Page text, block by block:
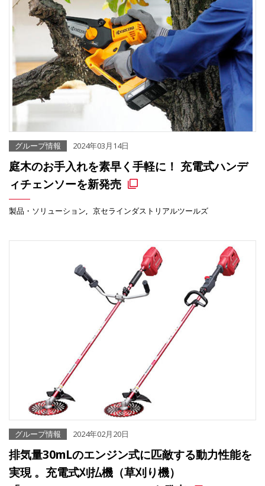
グループ情報 2024年03月14日
庭木のお手入れを素早く手軽に！ 充電式ハンデ
ィチェンソーを新発売
製品・ソリューション 京セラインダストリアルツールズ
グループ情報 2024年02月20日
排気量30mLのエンジン式に匹敵する動力性能を
実現 。充電式刈払機（草刈り機）